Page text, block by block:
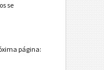
se
página: